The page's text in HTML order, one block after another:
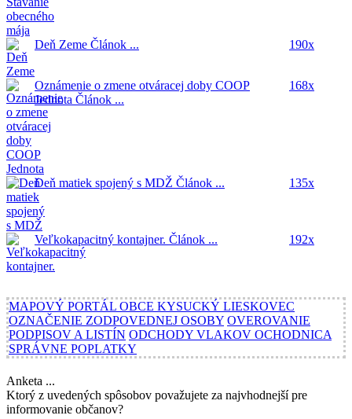
Deň Zeme Článok ... 190x
Oznámenie o zmene otváracej doby COOP
Jednota Článok ...
168x
Deň matiek spojený s MDŽ Článok ... 135x
Veľkokapacitný kontajner. Článok ... 192x
MAPOVÝ PORTÁL OBCE KYSUCKÝ LIESKOVEC
OZNAČENIE ZODPOVEDNEJ OSOBY OVEROVANIE
PODPISOV A LISTÍN ODCHODY VLAKOV OCHODNICA
SPRÁVNE POPLATKY
Anketa ...
Ktorý z uvedených spôsobov považujete za najvhodnejší pre
informovanie občanov?